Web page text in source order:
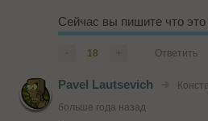
Сейчас вы пишите что
плагины" из
очередь модерируется в
которые...
18 Ответить
Pavel Lautsevich
больше года назад